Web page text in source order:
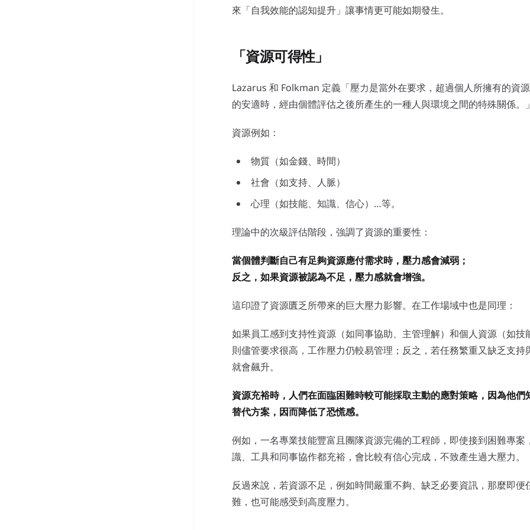
來「自我效能的認知提升」讓事情更可能如期發生。
「資源可得性」
Lazarus 和 Folkman 定義「壓力是當外在要求，超過個人所擁有的資
的安適時，經由個體評估之後所產生的一種人與環境之間的特殊關係。」
資源例如：
物質（如金錢、時間）
社會（如支持、人脈）
心理（如技能、知識、信心）…等。
理論中的次級評估階段，強調了資源的重要性：
當個體判斷自己有足夠資源應付需求時，壓力感會減弱；
反之，如果資源被認為不足，壓力感就會增強。
這印證了資源匱乏所帶來的巨大壓力影響。在工作場域中也是同理：
如果員工感到支持性資源（如同事協助、主管理解）和個人資源（如技
則儘管要求很高，工作壓力仍較易管理；反之，若任務繁重又缺乏支持
就會飆升。
資源充裕時，人們在面臨困難時較可能採取主動的應對策略，因為他們
替代方案，因而降低了恐慌感。
例如，一名專業技能豐富且團隊資源完備的工程師，即使接到困難專案
識、工具和同事協作都充裕，會比較有信心完成，不致產生過大壓力。
反過來說，若資源不足，例如時間嚴重不夠、缺乏必要資訊，那麼即便
難，也可能感受到高度壓力。